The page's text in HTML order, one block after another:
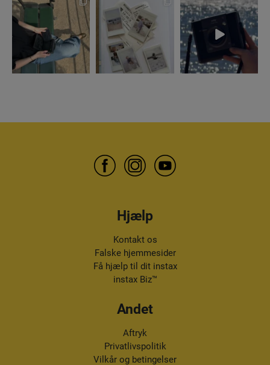
instaxdanmark
instaxdanmark
Jul 10
instaxdanmark
Jul 7
Hjælp
Kontakt os
Falske hjemmesider
Få hjælp til dit instax
instax Biz™
Andet
Aftryk
Privatlivspolitik
Vilkår og betingelser